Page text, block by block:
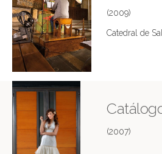
(2009)
Catedral de
(2007)